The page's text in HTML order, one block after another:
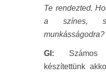
Te rendezted.
a színes,
munkásságodra?
GI: Számos
készítettünk